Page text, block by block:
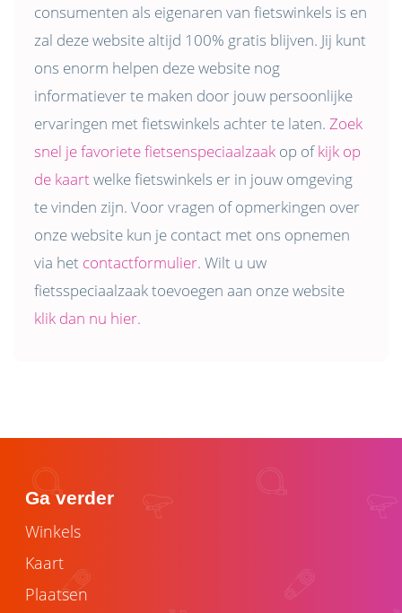
consumenten als eigenaren van fietswinkels is en
zal deze website altijd 100% gratis blijven. Jij kunt
ons enorm helpen deze website nog
informatiever te maken door jouw persoonlijke
ervaringen met fietswinkels achter te laten. Zoek
snel je favoriete fietsenspeciaalzaakop ofkijk op
de kaartwelke fietswinkels er in jouw omgeving
te vinden zijn. Voor vragen of opmerkingen over
onze website kun je contact met ons opnemen
via het contactformulier. Wilt u uw
fietsspeciaalzaak toevoegen aan onze website
klik dan nu hier.
Ga verder
Winkels
Kaart
Plaatsen